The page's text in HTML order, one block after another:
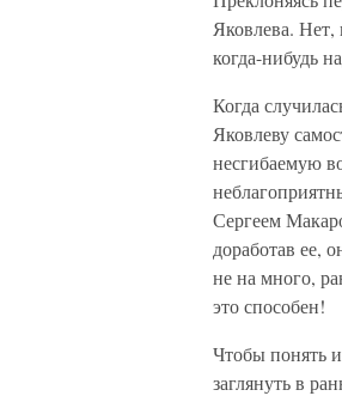
Яковлева. Нет,
когда-нибудь
Когда
Яковлеву
несгибаемую
Сергеем
доработав ее,
не на много,
это способен!
Чтобы понять
заглянуть в